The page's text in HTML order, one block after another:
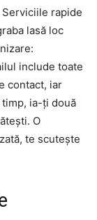
Serviciile rapide
lasă loc
include toate
contact, iar
ia-ți două
O
te scutește